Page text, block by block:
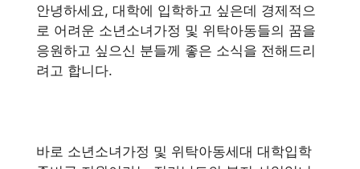
안녕하세요, 대학에 입학하고 싶은데 경제적으
로 어려운 소년소녀가정 및 위탁아동들의 꿈을
응원하고 싶으신 분들께 좋은 소식을 전해드리
려고 합니다.
바로 소년소녀가정 및 위탁아동세대 대학입학